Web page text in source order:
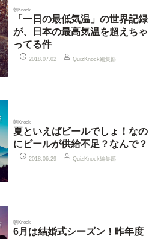
朝Knock
「一日の最低気温」の世界記録
が、日本の最高気温を超えちゃ
ってる件
2018.07.02 QuizKnock編集部
朝Knock
夏といえばビールでしょ！なの
にビールが供給不足？なんで？
2018.06.29 QuizKnock編集部
朝Knock
6月は結婚式シーズン！昨年度